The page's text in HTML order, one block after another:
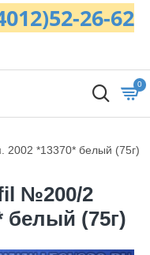
26-62
0
2002 *13370* белый (75г)
№200/2
белый (75г)